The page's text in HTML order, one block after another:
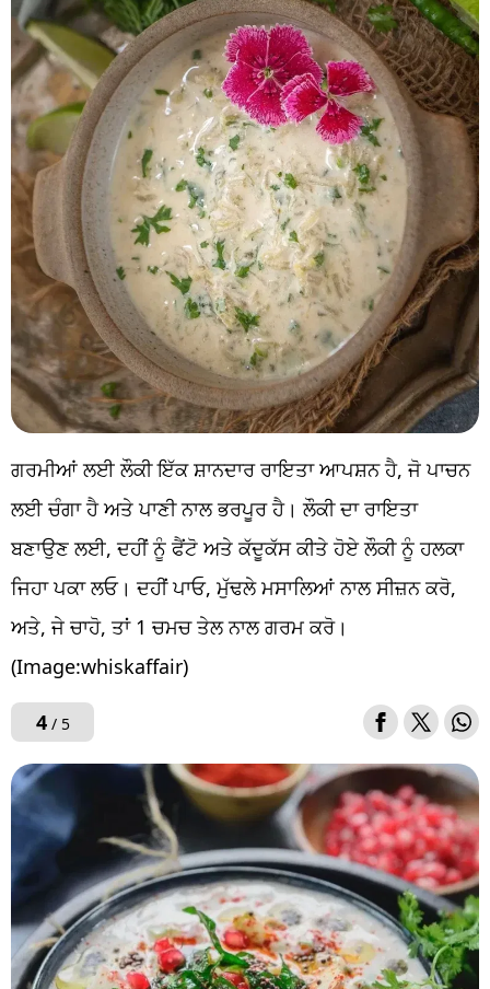
ਗਰਮੀਆਂ ਲਈ ਲੌਕੀ ਇੱਕ ਸ਼ਾਨਦਾਰ ਰਾਇਤਾ ਆਪਸ਼ਨ ਹੈ, ਜੋ ਪਾਚਨ
ਲਈ ਚੰਗਾ ਹੈ ਅਤੇ ਪਾਣੀ ਨਾਲ ਭਰਪੂਰ ਹੈ। ਲੌਕੀ ਦਾ ਰਾਇਤਾ
ਬਣਾਉਣ ਲਈ, ਦਹੀਂ ਨੂੰ ਫੈਂਟੋ ਅਤੇ ਕੱਦੂਕੱਸ ਕੀਤੇ ਹੋਏ ਲੌਕੀ ਨੂੰ ਹਲਕਾ
ਜਿਹਾ ਪਕਾ ਲਓ। ਦਹੀਂ ਪਾਓ, ਮੁੱਢਲੇ ਮਸਾਲਿਆਂ ਨਾਲ ਸੀਜ਼ਨ ਕਰੋ,
ਅਤੇ, ਜੇ ਚਾਹੋ, ਤਾਂ 1 ਚਮਚ ਤੇਲ ਨਾਲ ਗਰਮ ਕਰੋ।
(Image:whiskaffair)
4/ 5